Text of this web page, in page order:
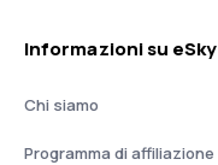
Informazioni su eSky
Chi siamo
Programma di affiliazione